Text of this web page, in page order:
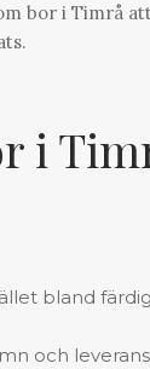
bor i Timrå
i
bland
och